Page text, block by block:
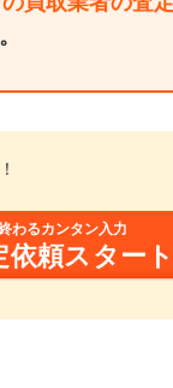
わるカンタン入力
依頼スタート